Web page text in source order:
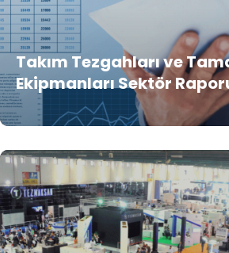
Takım Tezgahları ve
Ekipmanları Sektör